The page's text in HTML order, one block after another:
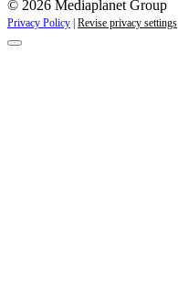
© 2026 Mediaplanet Group
Privacy Policy | Revise privacy settings